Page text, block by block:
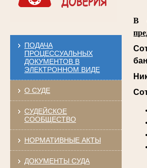
ПОДАЧА
ПРОЦЕССУАЛЬНЫХ
ДОКУМЕНТОВ В
ЭЛЕКТРОННОМ ВИДЕ
О СУДЕ
СУДЕЙСКОЕ
СООБЩЕСТВО
НОРМАТИВНЫЕ АКТЫ
ДОКУМЕНТЫ СУДА
В